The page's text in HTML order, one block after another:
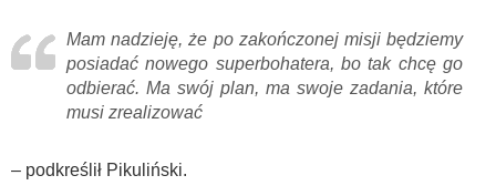
Mam nadzieję, że po zakończonej misji będziemy
posiadać nowego superbohatera, bo tak chcę go
odbierać. Ma swój plan, ma swoje zadania, które
musi zrealizować
– podkreślił Pikuliński.